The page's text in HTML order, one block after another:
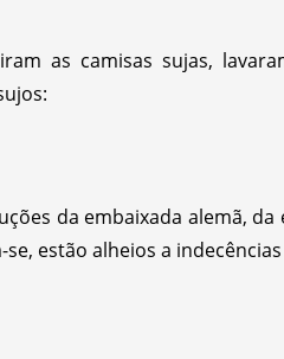
as camisas sujas,
da embaixada alemã,
estão alheios a